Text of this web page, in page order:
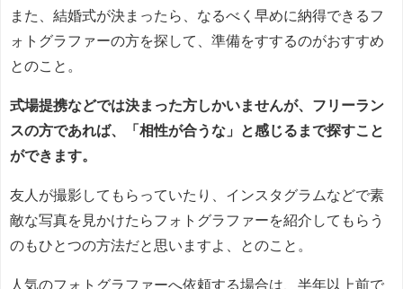
また、結婚式が決まったら、なるべく早めに納得できるフ
ォトグラファーの方を探して、準備をすするのがおすすめ
とのこと。
式場提携などでは決まった方しかいませんが、フリーラン
スの方であれば、「相性が合うな」と感じるまで探すこと
ができます。
友人が撮影してもらっていたり、インスタグラムなどで素
敵な写真を見かけたらフォトグラファーを紹介してもらう
のもひとつの方法だと思いますよ、とのこと。
人気のフォトグラファーへ依頼する場合は、半年以上前で